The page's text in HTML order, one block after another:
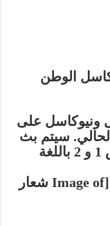
الوطن
ونيوكاسل على
سيتم بث
المباراة على قناة بي إن سبورتس 1 و 2 باللغة
[Image of شعار الوطن سبورت] [Image of شعار